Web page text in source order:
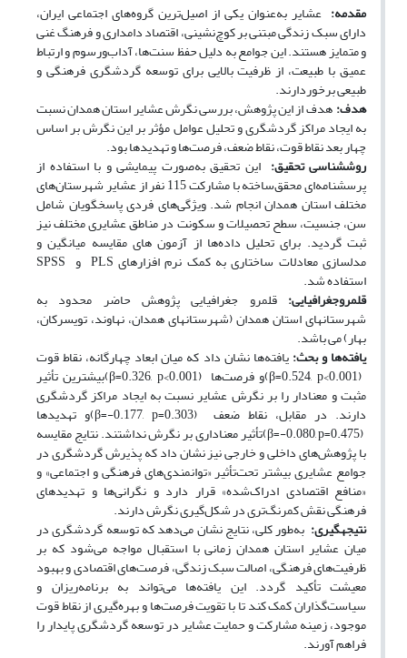
مقدمه: عشایر به‌عنوان یکی از اصیل‌ترین گروه‌های اجتماعی ایران،
دارای سبک زندگی مبتنی بر کوچ‌نشینی، اقتصاد دامداری و فرهنگ غنی
و متمایز هستند. این جوامع به دلیل حفظ سنت‌ها، آداب‌ورسوم و ارتباط
عمیق با طبیعت، از ظرفیت بالایی برای توسعه گردشگری فرهنگی و
طبیعی برخوردارند.
هدف:هدف از این پژوهش، بررسی نگرش عشایر استان همدان نسبت
به ایجاد مراکز گردشگری و تحلیل عوامل مؤثر بر این نگرش بر اساس
چهار بعد نقاط قوت، نقاط ضعف، فرصت‌ها و تهدیدها بود.
روش­شناسی تحقیق: این تحقیق به‌صورت پیمایشی و با استفاده از
پرسشنامه‌ای محقق‌ساختهبا مشارکت 115 نفر از عشایر شهرستان‌های
مختلف استان همدان انجام شد. ویژگی‌های فردی پاسخگویان شامل
سن، جنسیت، سطح تحصیلات و سکونت در مناطق عشایری مختلف نیز
ثبت گردید. برای تحلیل داده‌ها از آزمونهای مقایسه میانگین و
مدلسازی معادلات ساختاری به کمک نرم افزارهای PLS و SPSS
استفاده شد.
قلمروجغرافیایی: قلمرو جغرافیایی پژوهش حاضر محدود به
شهرستانهای استان همدان (شهرستانهای همدان، نهاوند، تویسرکان،
بهار) می باشد.
یافته‌ها و بحث:یافته‌ها نشان داد که میان ابعاد چهارگانه، نقاط قوت
(β=0.524, p<0.001)و فرصت‌ها (β=0.326, p<0.001)بیشترین تأثیر
مثبت و معنادار را بر نگرش عشایر نسبت به ایجاد مراکز گردشگری
دارند. در مقابل، نقاط ضعف (β=-0.177, p=0.303)و تهدیدها
(β=-0.080, p=0.475)تأثیر معناداری بر نگرش نداشتند. نتایج مقایسه
با پژوهش‌های داخلی و خارجی نیز نشان داد که پذیرش گردشگری در
جوامع عشایری بیشتر تحت‌تأثیر «توانمندی‌های فرهنگی و اجتماعی» و
«منافع اقتصادی ادراک‌شده» قرار دارد و نگرانی‌ها و تهدیدهای
فرهنگی نقش کمرنگ‌تری در شکل‌گیری نگرش دارند.
نتیجه­گیری: به‌طور کلی، نتایج نشان می‌دهد که توسعه گردشگری در
میان عشایر استان همدان زمانی با استقبال مواجه می‌شود که بر
ظرفیت‌های فرهنگی، اصالت سبک زندگی، فرصت‌های اقتصادی و بهبود
معیشت تأکید گردد. این یافته‌ها می‌تواند به برنامه‌ریزان و
سیاست‌گذاران کمک کند تا با تقویت فرصت‌ها و بهره‌گیری از نقاط قوت
موجود، زمینه مشارکت و حمایت عشایر در توسعه گردشگری پایدار را
فراهم آورند.